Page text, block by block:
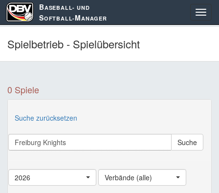
BASEBALL- UND
SOFTBALL-MANAGER
Spielbetrieb - Spielübersicht
0 Spiele
Suche zurücksetzen
Suche
2026 Verbände (alle)